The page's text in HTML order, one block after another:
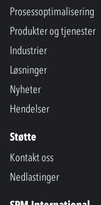
Prosessoptimalisering
Produkter og tjenester
Industrier
Løsninger
Nyheter
Hendelser
Støtte
Kontakt oss
Nedlastinger